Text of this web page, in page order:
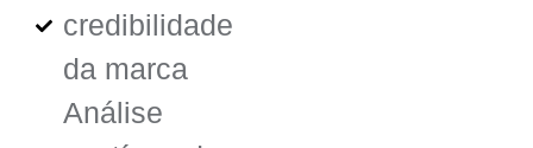
credibilidade
da marca
Análise